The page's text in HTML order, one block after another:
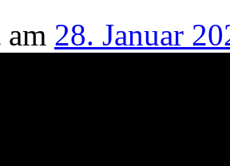
28. Januar